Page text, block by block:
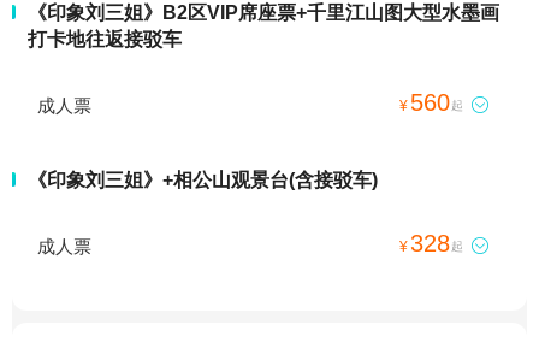
《印象刘三姐》B2区VIP席座票+千里江山图大型水墨画
打卡地往返接驳车
成人票 ¥ 560起 
《印象刘三姐》+相公山观景台(含接驳车)
成人票 ¥328起 